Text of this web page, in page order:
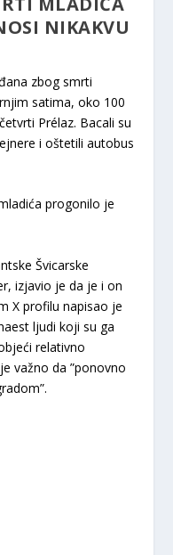
NIKAKVU
zbog smrti
satima, oko 100
Prélaz. Bacali su
i oštetili autobus
progonilo je
Švicarske
izjavio je da je i on
X profilu napisao je
ljudi koji su ga
relativno
važno da ”ponovno